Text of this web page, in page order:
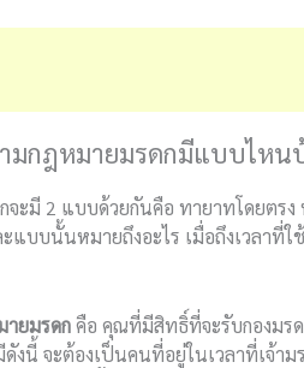
กฎหมายมรดกมีแบบไหน
ะมี 2 แบบด้วยกันคือ ทายาทโดยตรง
บบนั้นหมายถึงอะไร เมื่อถึงเวลาที่ใ
ายมรดกคือ คุณที่มีสิทธิ์ที่จะรับกองมรด
นี้ จะต้องเป็นคนที่อยู่ในเวลาที่เจ้า